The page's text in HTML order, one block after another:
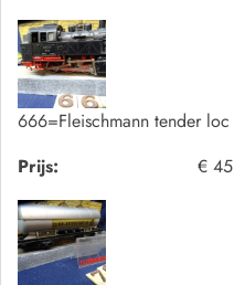
666=Fleischmann tender
Prijs:
€